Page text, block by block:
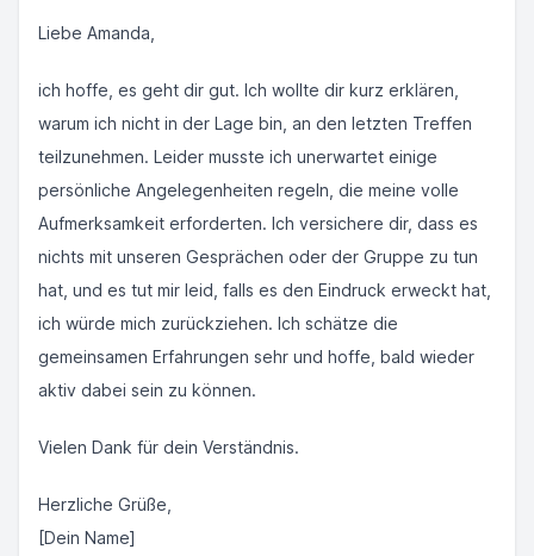
Liebe Amanda,
ich hoffe, es geht dir gut. Ich wollte dir kurz erklären,
warum ich nicht in der Lage bin, an den letzten Treffen
teilzunehmen. Leider musste ich unerwartet einige
persönliche Angelegenheiten regeln, die meine volle
Aufmerksamkeit erforderten. Ich versichere dir, dass es
nichts mit unseren Gesprächen oder der Gruppe zu tun
hat, und es tut mir leid, falls es den Eindruck erweckt hat,
ich würde mich zurückziehen. Ich schätze die
gemeinsamen Erfahrungen sehr und hoffe, bald wieder
aktiv dabei sein zu können.
Vielen Dank für dein Verständnis.
Herzliche Grüße,
[Dein Name]